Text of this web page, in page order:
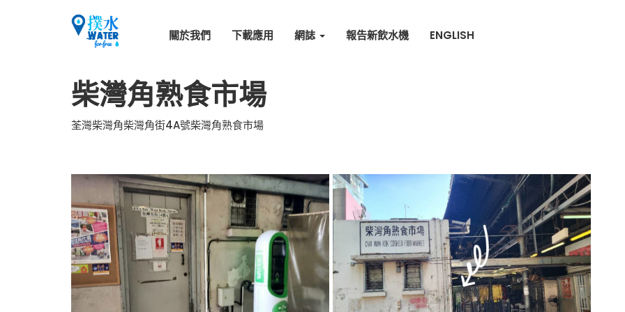
關於我們 下載應用 網誌 報告新飲水機 ENGLISH
柴灣角熟食市場
荃灣柴灣角柴灣角街4A號柴灣角熟食市場